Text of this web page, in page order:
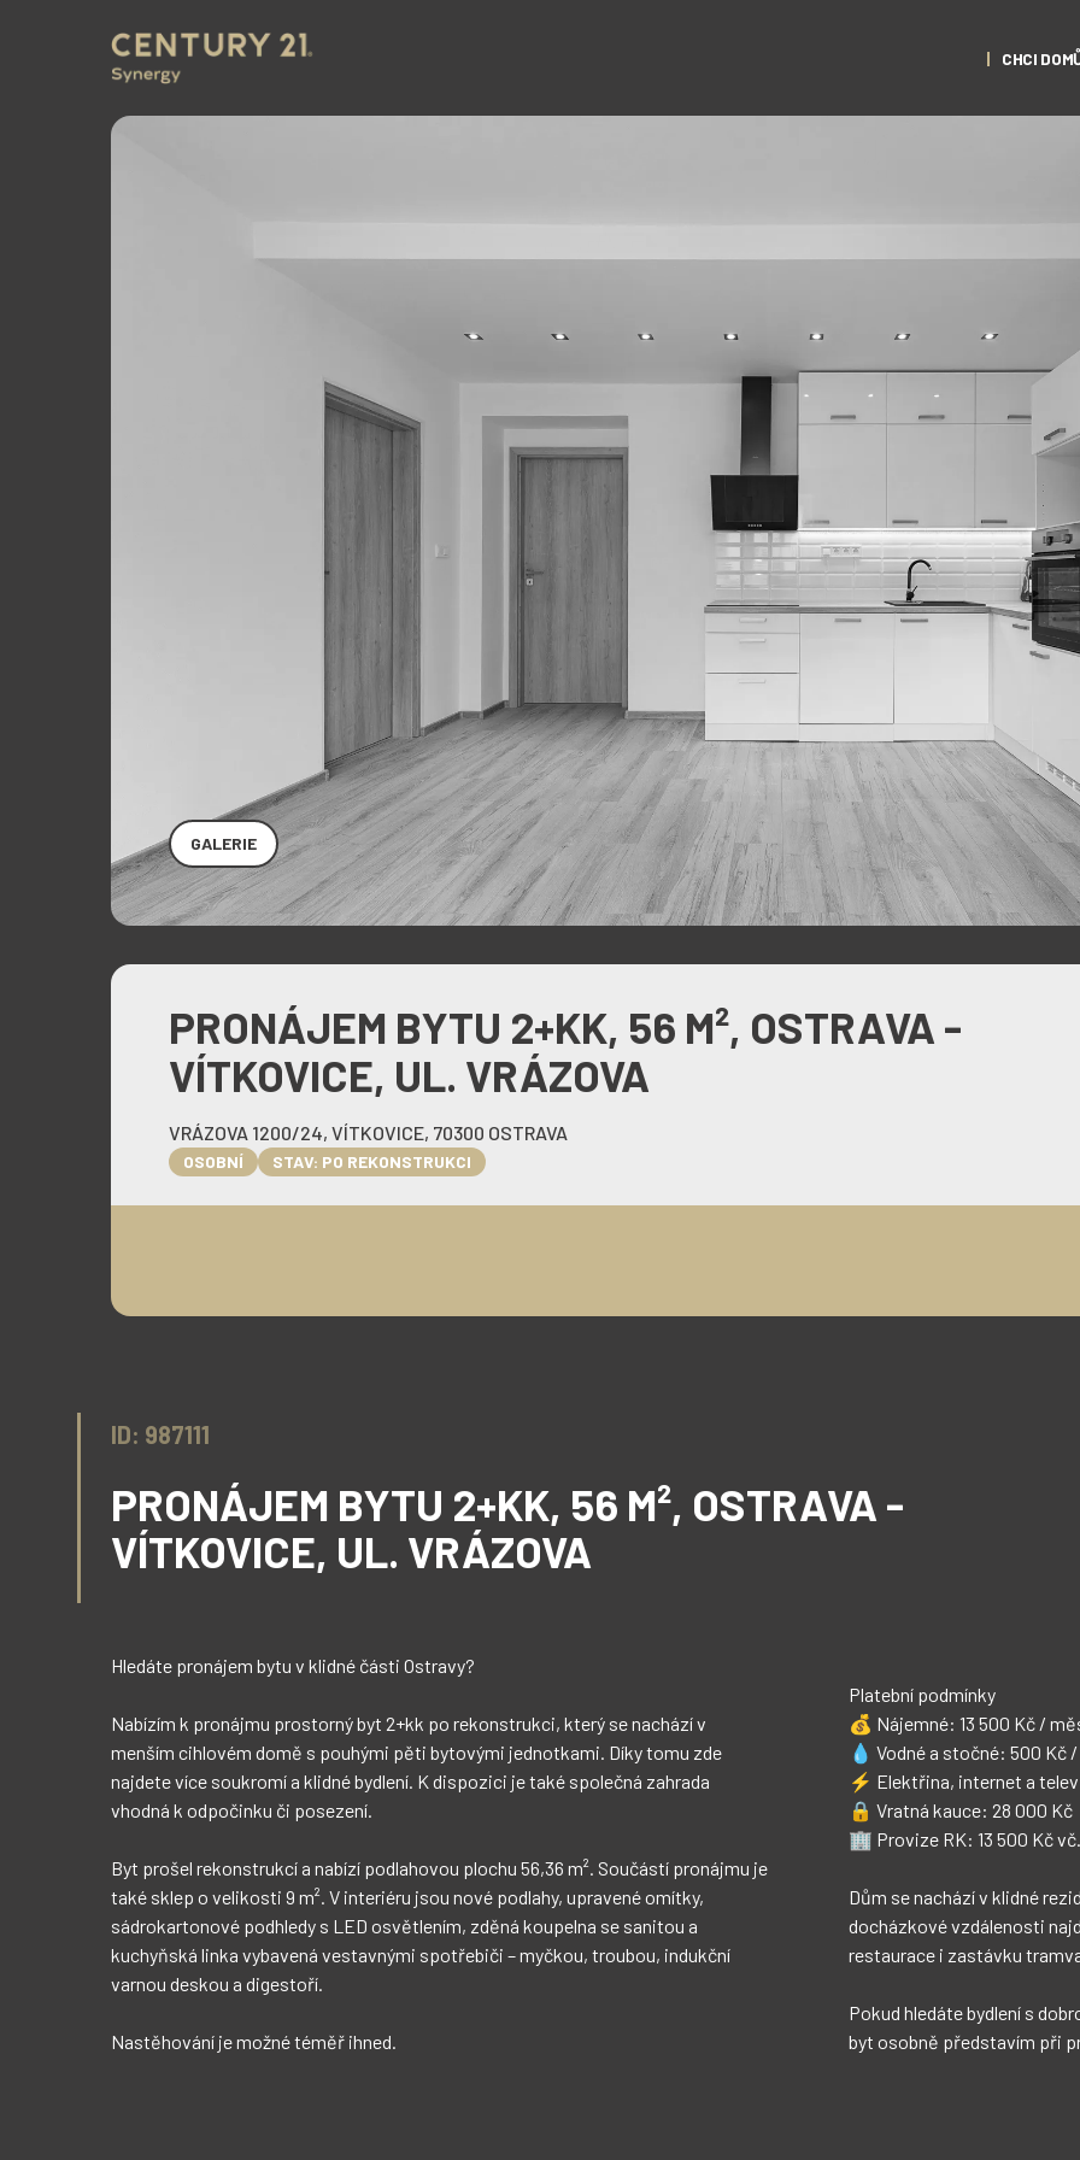
CHCI
GALERIE
PRONÁJEM BYTU 2+KK, 56 M², OSTRAVA -
VÍTKOVICE, UL. VRÁZOVA
VRÁZOVA 1200/24, VÍTKOVICE, 70300 OSTRAVA
OSOBNÍ STAV: PO REKONSTRUKCI
ID: 987111
PRONÁJEM BYTU 2+KK, 56 M², OSTRAVA -
VÍTKOVICE, UL. VRÁZOVA
Hledáte pronájem bytu v klidné části Ostravy?
Nabízím k pronájmu prostorný byt 2+kk po rekonstrukci, který se nachází v
menším cihlovém domě s pouhými pěti bytovými jednotkami. Díky tomu zde
najdete více soukromí a klidné bydlení. K dispozici je také společná zahrada
vhodná k odpočinku či posezení.
Byt prošel rekonstrukcí a nabízí podlahovou plochu 56,36 m². Součástí pronájmu je
také sklep o velikosti 9 m². V interiéru jsou nové podlahy, upravené omítky,
sádrokartonové podhledy s LED osvětlením, zděná koupelna se sanitou a
kuchyňská linka vybavená vestavnými spotřebiči – myčkou, troubou, indukční
varnou deskou a digestoří.
Nastěhování je možné téměř ihned.
💰 Nájemné: 13 500 Kč / měsíc
💧 Vodné a stočné: 500 Kč / měsíc
⚡ Elektřina, internet a televize: převod na nájemce
🔒 Vratná kauce: 28 000 Kč
Dům se nachází v klidné rezidenční lokalitě s převážně vilovou zástavbou. V
docházkové vzdálenosti najdete poštu, lékaře, sportovní areál Sareza, školy,
restaurace i zastávku tramvaje, která je vzdálena přibližně 350 metrů.
byt osobně představím při